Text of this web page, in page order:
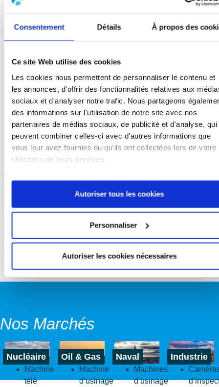
Consentement Détails À propos des
Ce site Web utilise des cookies
Les cookies nous permettent de personnaliser le contenu et
les annonces, d'offrir des fonctionnalités relatives aux
sociaux et d'analyser notre trafic. Nous partageons
des informations sur l'utilisation de notre site avec nos
partenaires de médias sociaux, de publicité et d'analyse, qui
peuvent combiner celles-ci avec d'autres informations que
vous leur avez fournies ou qu'ils ont collectées lors de votre
utilisation de leurs services
Autoriser tous les cookies
Personnaliser
Autoriser les cookies nécessaires
Nos Marchés
Nucléaire
Machine
télé
Oil & Gas
Machine
d’usinage
Naval
Machines
d’usinage
Industrie